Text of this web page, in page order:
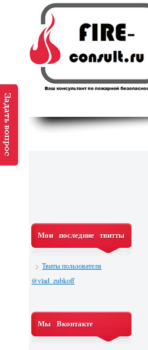
Мои последние твитты
Твиты пользователя
@vlad_zubkoff
Мы Вконтакте